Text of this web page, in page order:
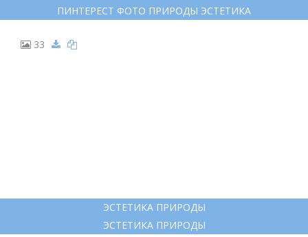
ПИНТЕРЕСТ ФОТО ПРИРОДЫ ЭСТЕТИКА
33
ЭСТЕТИКА ПРИРОДЫ
ЭСТЕТИКА ПРИРОДЫ